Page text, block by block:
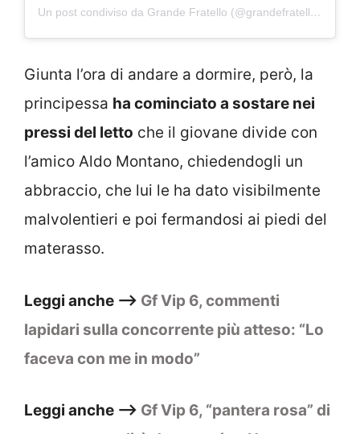
Un post condiviso da Grande Fratello (@grandefratellotv)
Giunta l’ora di andare a dormire, però, la
principessa ha cominciato a sostare nei
pressi del letto che il giovane divide con
l’amico Aldo Montano, chiedendogli un
abbraccio, che lui le ha dato visibilmente
malvolentieri e poi fermandosi ai piedi del
materasso.
Leggi anche –> Gf Vip 6, commenti
lapidari sulla concorrente più atteso: “Lo
faceva con me in modo”
Leggi anche –> Gf Vip 6, “pantera rosa” di